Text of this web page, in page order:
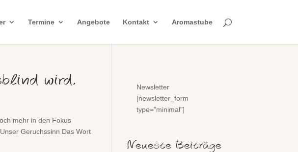
Termine Angebote Kontakt Aromastube
wird.
mehr in den Fokus
Geruchssinn Das Wort
Newsletter
[newsletter_form
type="minimal"]
Neueste Beiträge